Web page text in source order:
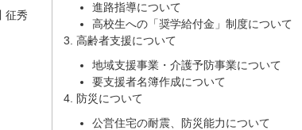
征秀
進路指導について
高校生への「奨学給付金」制度について
高齢者支援について
地域支援事業・介護予防事業について
要支援者名簿作成について
防災について
公営住宅の耐震、防災能力について